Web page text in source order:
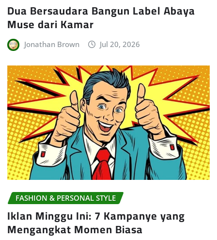
Dua Bersaudara Bangun Label Abaya
Muse dari Kamar
Jonathan Brown Jul 20, 2026
FASHION & PERSONAL STYLE
Iklan Minggu Ini: 7 Kampanye yang
Mengangkat Momen Biasa